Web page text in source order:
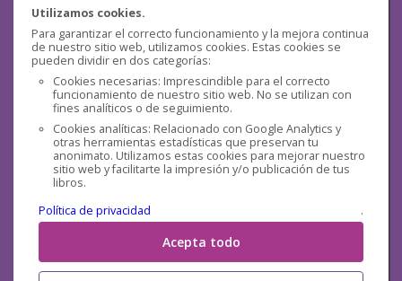
Utilizamos cookies.
Para garantizar el correcto funcionamiento y la mejora continua
de nuestro sitio web, utilizamos cookies. Estas cookies se
pueden dividir en dos categorías:
Cookies necesarias: Imprescindible para el correcto
funcionamiento de nuestro sitio web. No se utilizan con
fines analíticos o de seguimiento.
Cookies analíticas: Relacionado con Google Analytics y
otras herramientas estadísticas que preservan tu
anonimato. Utilizamos estas cookies para mejorar nuestro
sitio web y facilitarte la impresión y/o publicación de tus
libros.
Política de privacidad
.
Acepta todo
Seguridad
Redes sociales